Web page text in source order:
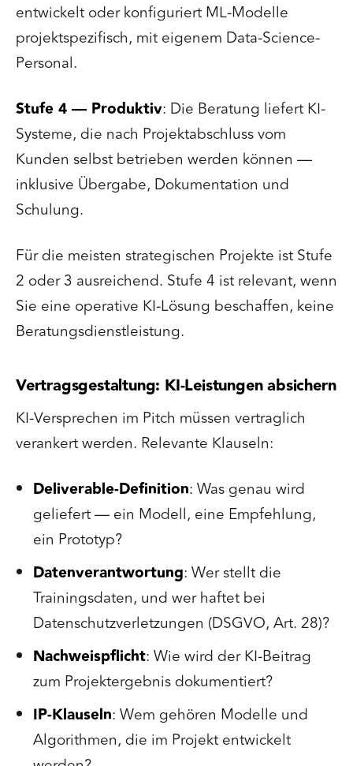
entwickelt oder konfiguriert ML-Modelle
projektspezifisch, mit eigenem Data-Science-
Personal.
Stufe 4 — Produktiv: Die Beratung liefert KI-
Systeme, die nach Projektabschluss vom
Kunden selbst betrieben werden können —
inklusive Übergabe, Dokumentation und
Schulung.
Für die meisten strategischen Projekte ist Stufe
2 oder 3 ausreichend. Stufe 4 ist relevant, wenn
Sie eine operative KI-Lösung beschaffen, keine
Beratungsdienstleistung.
Vertragsgestaltung: KI-Leistungen absichern
KI-Versprechen im Pitch müssen vertraglich
verankert werden. Relevante Klauseln:
Deliverable-Definition: Was genau wird
geliefert — ein Modell, eine Empfehlung,
ein Prototyp?
Datenverantwortung: Wer stellt die
Trainingsdaten, und wer haftet bei
Datenschutzverletzungen (DSGVO, Art. 28)?
Nachweispflicht: Wie wird der KI-Beitrag
zum Projektergebnis dokumentiert?
IP-Klauseln: Wem gehören Modelle und
Algorithmen, die im Projekt entwickelt